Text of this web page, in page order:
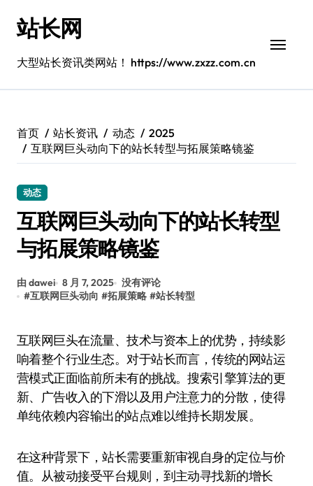
站长网
大型站长资讯类网站！ https://www.zxzz.com.cn
首页 站长资讯 动态
2025
互联网巨头动向下的站长转型与拓展策略镜鉴
动态
互联网巨头动向下的站长转型
与拓展策略镜鉴
由 dawei 8 月 7, 2025 没有评论
#互联网巨头动向 #拓展策略 #站长转型
互联网巨头在流量、技术与资本上的优势，持续影
响着整个行业生态。对于站长而言，传统的网站运
营模式正面临前所未有的挑战。搜索引擎算法的更
新、广告收入的下滑以及用户注意力的分散，使得
单纯依赖内容输出的站点难以维持长期发展。
在这种背景下，站长需要重新审视自身的定位与价
值。从被动接受平台规则，到主动寻找新的增长